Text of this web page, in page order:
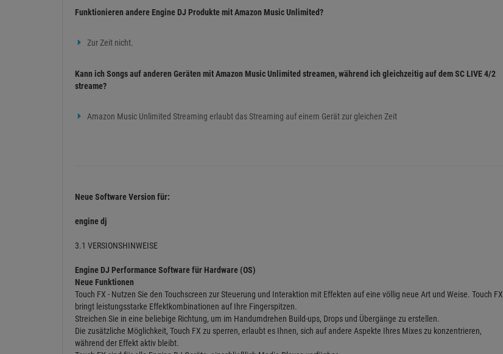
Funktionieren andere Engine DJ Produkte mit Amazon Music Unlimited?
Zur Zeit nicht.
Kann ich Songs auf anderen Geräten mit Amazon Music Unlimited streamen, während ich gleichzeitig auf dem SC LIVE 4/2
streame?
Amazon Music Unlimited Streaming erlaubt das Streaming auf einem Gerät zur gleichen Zeit
Neue Software Version für:
engine dj
3.1 VERSIONSHINWEISE
Engine DJ Performance Software für Hardware (OS)
Neue Funktionen
Touch FX - Nutzen Sie den Touchscreen zur Steuerung und Interaktion mit Effekten auf eine völlig neue Art und Weise. Touch FX
bringt leistungsstarke Effektkombinationen auf Ihre Fingerspitzen.
Streichen Sie in eine beliebige Richtung, um im Handumdrehen Build-ups, Drops und Übergänge zu erstellen.
Die zusätzliche Möglichkeit, Touch FX zu sperren, erlaubt es Ihnen, sich auf andere Aspekte Ihres Mixes zu konzentrieren,
während der Effekt aktiv bleibt.